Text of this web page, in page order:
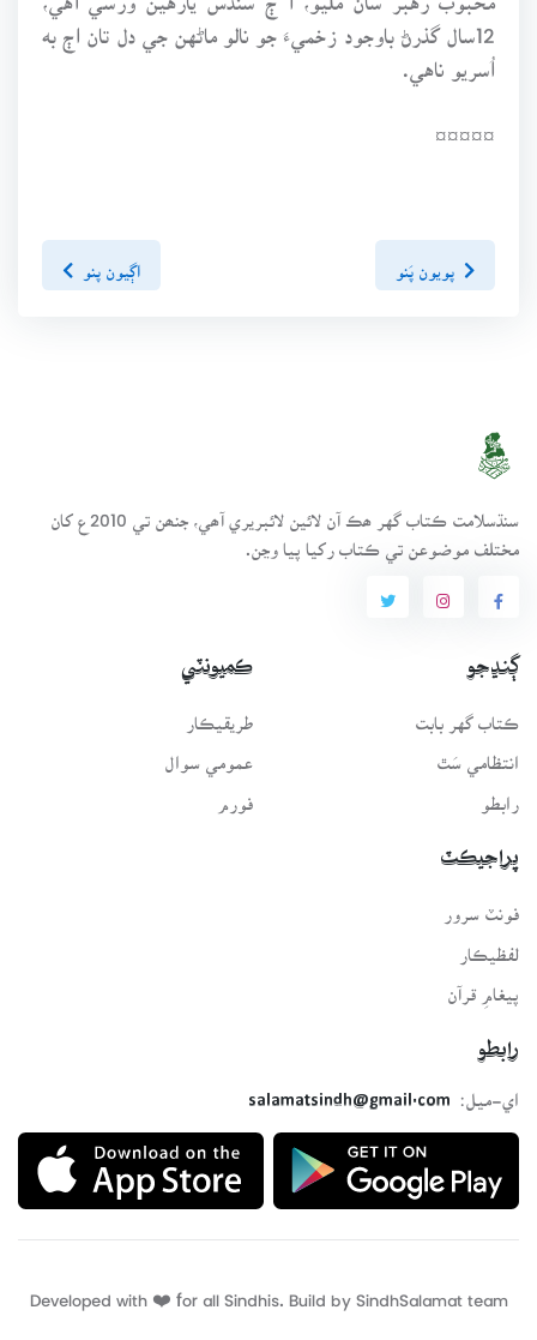
12سال گذرڻ باوجود زخميءَ جو نالو ماڻهن جي دل تان اڄ به
اُسريو ناهي.
اڳيون پنو
سنڌسلامت ڪتاب گهر ھڪ آن لائين لائبريري آھي، جنھن تي 2010ع کان
مختلف موضوعن تي ڪتاب رکيا پيا وڃن.
ڳنڍجو
ڪتاب گهر بابت
انتظامي سَٿ
رابطو
ڪميونٽي
طريقيڪار
عمومي سوال
فورم
پراجيڪٽ
فونٽ سرور
لفظيڪار
پيغامِ قرآن
رابطو
اي-ميل:
salamatsindh@gmail.com
Developed with ❤️ for all Sindhis. Build by SindhSalamat